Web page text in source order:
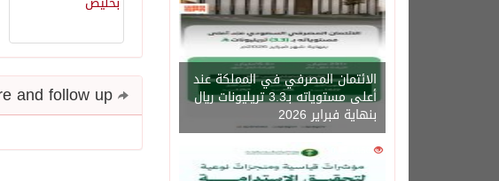
الائتمان المصرفي في المملكة عند
أعلى مستوياته بـ3.3 تريليونات ريال
بنهاية فبراير 2026
1450